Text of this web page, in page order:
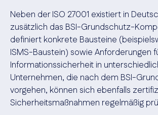
Neben der ISO 27001 existiert in
zusätzlich das BSI-Grundschutz-
definiert konkrete Bausteine
ISMS-Baustein) sowie Anforderungen
Informationssicherheit in
Unternehmen, die nach dem BSI-
vorgehen, können sich ebenfalls
Sicherheitsmaßnahmen regelmäßig